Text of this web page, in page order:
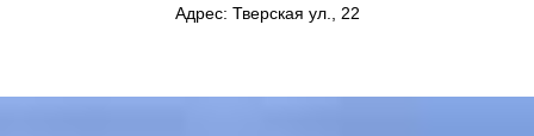
Адрес: Тверская ул., 22